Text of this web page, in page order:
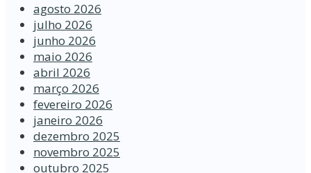
agosto 2026
julho 2026
junho 2026
maio 2026
abril 2026
março 2026
fevereiro 2026
janeiro 2026
dezembro 2025
novembro 2025
outubro 2025